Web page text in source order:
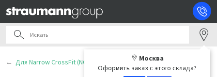
Москва
Оформить заказ с этого склада?
Для Narrow CrossFit (NC)